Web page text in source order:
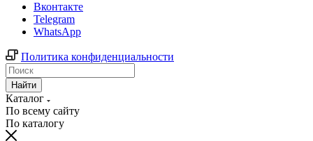
Вконтакте
Telegram
WhatsApp
Политика конфиденциальности
Найти
Каталог
По всему сайту
По каталогу